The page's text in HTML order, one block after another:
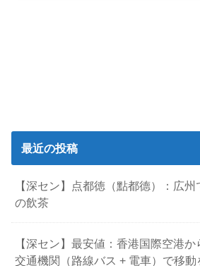
最近の投稿
【深セン】点都徳（點都德）：広
の飲茶
【深セン】最安値：香港国際空港
交通機関（路線バス + 電車）で移動